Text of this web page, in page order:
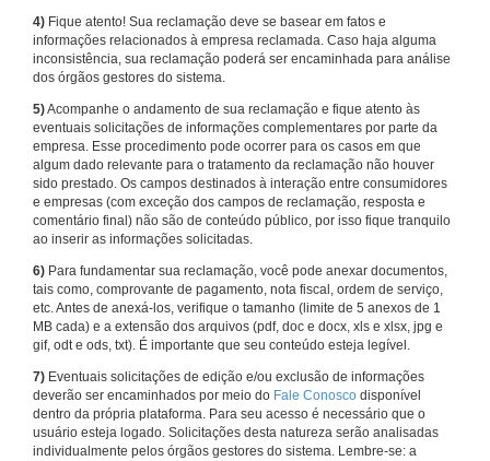
4) Fique atento! Sua reclamação deve se basear em fatos e
informações relacionados à empresa reclamada. Caso haja alguma
inconsistência, sua reclamação poderá ser encaminhada para análise
dos órgãos gestores do sistema.
5)Acompanhe o andamento de sua reclamação e fique atento às
eventuais solicitações de informações complementares por parte da
empresa. Esse procedimento pode ocorrer para os casos em que
algum dado relevante para o tratamento da reclamação não houver
sido prestado. Os campos destinados à interação entre consumidores
e empresas (com exceção dos campos de reclamação, resposta e
comentário final) não são de conteúdo público, por isso fique tranquilo
ao inserir as informações solicitadas.
6) Para fundamentar sua reclamação, você pode anexar documentos,
tais como, comprovante de pagamento, nota fiscal, ordem de serviço,
etc. Antes de anexá-los, verifique o tamanho (limite de 5 anexos de 1
MB cada) e a extensão dos arquivos (pdf, doc e docx, xls e xlsx, jpg e
gif, odt e ods, txt). É importante que seu conteúdo esteja legível.
7) Eventuais solicitações de edição e/ou exclusão de informações
deverão ser encaminhados por meio do Fale Conosco disponível
dentro da própria plataforma. Para seu acesso é necessário que o
usuário esteja logado. Solicitações desta natureza serão analisadas
individualmente pelos órgãos gestores do sistema. Lembre-se: a